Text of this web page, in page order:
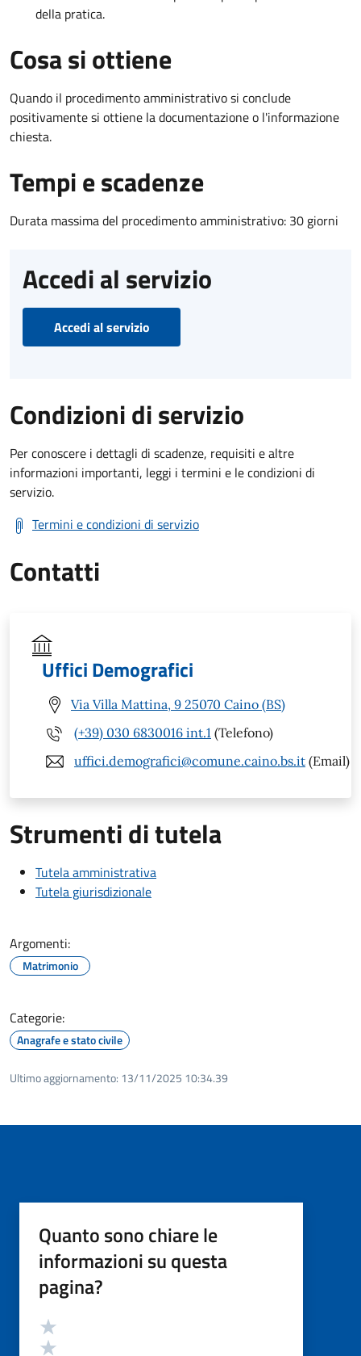
della pratica.
Cosa si ottiene
Quando il procedimento amministrativo si conclude
positivamente si ottiene la documentazione o l'informazione
chiesta.
Tempi e scadenze
Durata massima del procedimento amministrativo: 30 giorni
Accedi al servizio
Accedi al servizio
Condizioni di servizio
Per conoscere i dettagli di scadenze, requisiti e altre
informazioni importanti, leggi i termini e le condizioni di
servizio.
Termini e condizioni di servizio
Contatti
Uffici Demografici
Via Villa Mattina, 9 25070 Caino (BS)
(+39) 030 6830016 int.1 (Telefono)
uffici.demografici@comune.caino.bs.it (Email)
Strumenti di tutela
Tutela amministrativa
Tutela giurisdizionale
Argomenti:
Matrimonio
Categorie:
Anagrafe e stato civile
Ultimo aggiornamento: 13/11/2025 10:34.39
Quanto sono chiare le
informazioni su questa
pagina?
Valutazione